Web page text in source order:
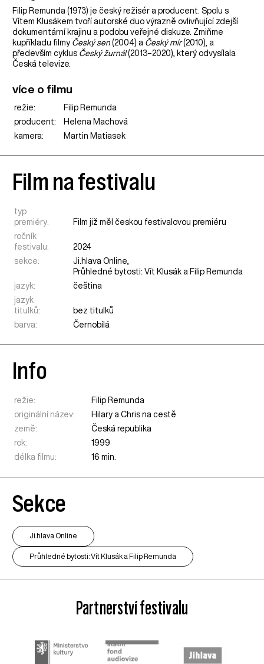
Filip Remunda (1973) je český režisér a producent. Spolu s
Vítem Klusákem tvoří autorské duo výrazně ovlivňující zdejší
dokumentární krajinu a podobu veřejné diskuze. Zmiňme
kupříkladu filmy Český sen (2004) a Český mír(2010), a
především cyklus Český žurnál(2013–2020), který odvysílala
Česká televize.
více o filmu
režie:
Filip Remunda
producent:
Helena Machová
kamera:
Martin Matiasek
Film na festivalu
typ
premiéry:
Film již měl českou festivalovou premiéru
ročník
festivalu:
2024
sekce:
Ji.hlava Online,
Průhledné bytosti: Vít Klusák a Filip Remunda
jazyk:
čeština
jazyk
titulků:
bez titulků
barva:
Černobílá
Info
režie:
Filip Remunda
originální název:
Hilary a Chris na cestě
země:
Česká republika
rok:
1999
délka filmu:
16 min.
Sekce
Ji.hlava Online
Průhledné bytosti: Vít Klusák a Filip Remunda
Partnerství festivalu